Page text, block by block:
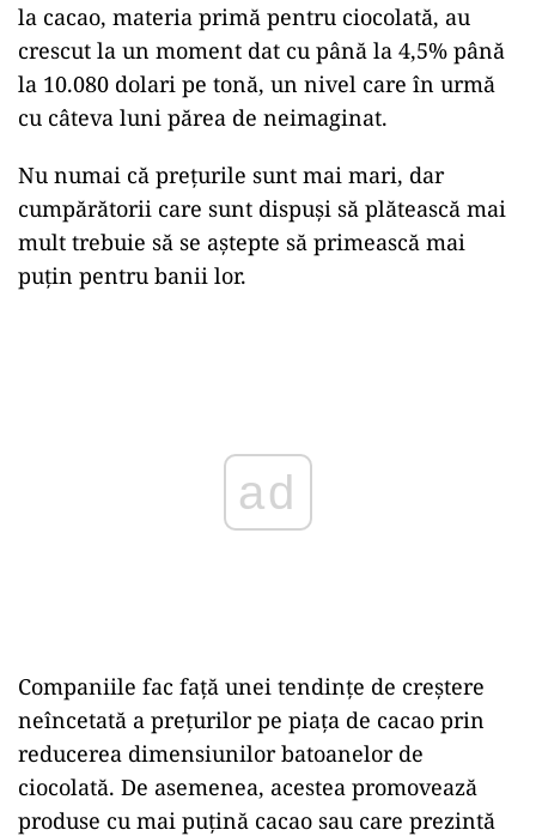
la cacao, materia primă pentru ciocolată, au
crescut la un moment dat cu până la 4,5% până
la 10.080 dolari pe tonă, un nivel care în urmă
cu câteva luni părea de neimaginat.
Nu numai că prețurile sunt mai mari, dar
cumpărătorii care sunt dispuși să plătească mai
mult trebuie să se aștepte să primească mai
puțin pentru banii lor.
Companiile fac față unei tendințe de creștere
neîncetată a prețurilor pe piața de cacao prin
reducerea dimensiunilor batoanelor de
ciocolată. De asemenea, acestea promovează
produse cu mai puțină cacao sau care prezintă